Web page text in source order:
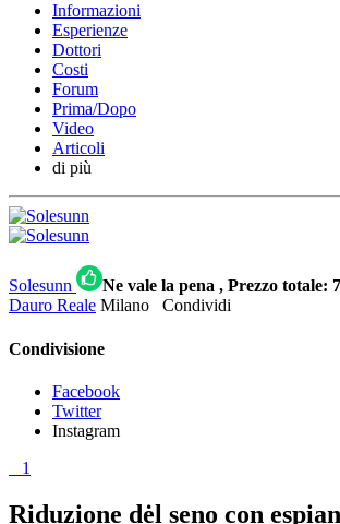
Informazioni
Esperienze
Dottori
Costi
Forum
Prima/Dopo
Video
Articoli
di più
Solesunn Ne vale la pena , Prezzo totale:
Dauro Reale Milano Condividi
Condivisione
Facebook
Twitter
Instagram
1
Riduzione dėl seno con